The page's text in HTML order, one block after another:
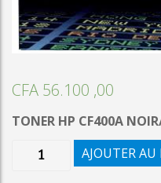
CFA 56.100 ,00
TONER HP CF400A
quantité
AJOUTER AU